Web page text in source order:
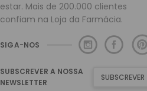
estar. Mais de 200.000 clientes
confiam na Loja da Farmácia.
SIGA-NOS
SUBSCREVER A NOSSA
NEWSLETTER
SUBSCREVER